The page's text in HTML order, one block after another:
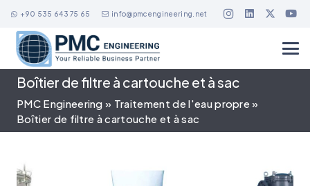
+90 535 643 75 65 info@pmcengineering.net
Boîtier de filtre à cartouche et à sac
PMC Engineering » Traitement de l'eau propre»
Boîtier de filtre à cartouche et à sac